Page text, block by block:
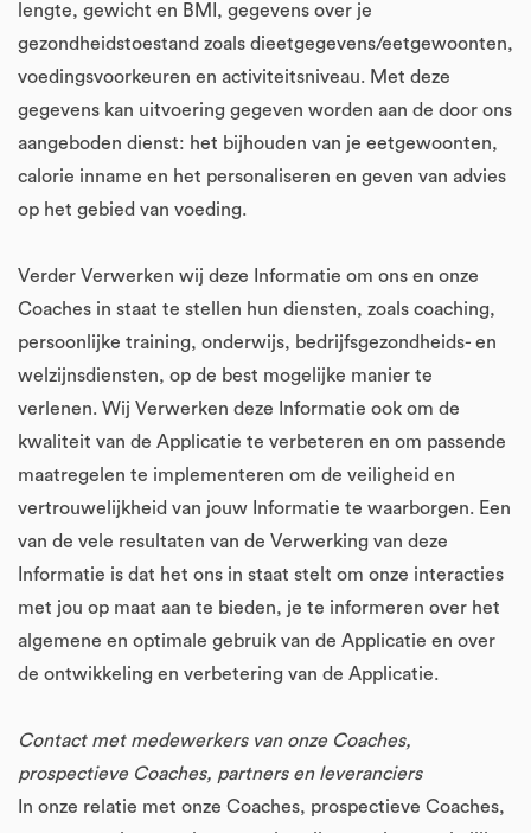
lengte, gewicht en BMI, gegevens over je
gezondheidstoestand zoals dieetgegevens/eetgewoonten,
voedingsvoorkeuren en activiteitsniveau. Met deze
gegevens kan uitvoering gegeven worden aan de door ons
aangeboden dienst: het bijhouden van je eetgewoonten,
calorie inname en het personaliseren en geven van advies
op het gebied van voeding.
Verder Verwerken wij deze Informatie om ons en onze
Coaches in staat te stellen hun diensten, zoals coaching,
persoonlijke training, onderwijs, bedrijfsgezondheids- en
welzijnsdiensten, op de best mogelijke manier te
verlenen. Wij Verwerken deze Informatie ook om de
kwaliteit van de Applicatie te verbeteren en om passende
maatregelen te implementeren om de veiligheid en
vertrouwelijkheid van jouw Informatie te waarborgen. Een
van de vele resultaten van de Verwerking van deze
Informatie is dat het ons in staat stelt om onze interacties
met jou op maat aan te bieden, je te informeren over het
algemene en optimale gebruik van de Applicatie en over
de ontwikkeling en verbetering van de Applicatie.
Contact met medewerkers van onze Coaches,
prospectieve Coaches, partners en leveranciers
In onze relatie met onze Coaches, prospectieve Coaches,